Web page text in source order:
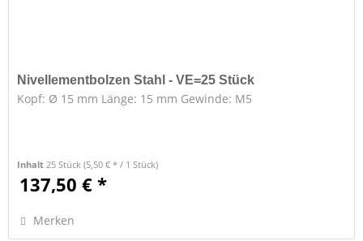
Nivellementbolzen Stahl - VE=25 Stück
Kopf: Ø 15 mm Länge: 15 mm Gewinde: M5
Inhalt25 Stück(5,50 € * / 1 Stück)
137,50 € *
Merken